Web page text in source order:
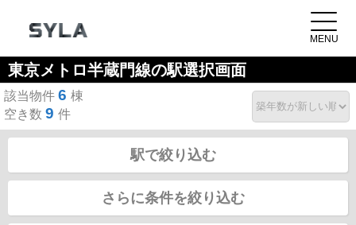
東京メトロ半蔵門線の駅選択画面
該当物件 6 棟
空き数 9 件
駅で絞り込む
さらに条件を絞り込む